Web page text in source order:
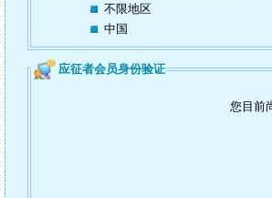
不限地区
中国
应征者会员身份验证
您目前